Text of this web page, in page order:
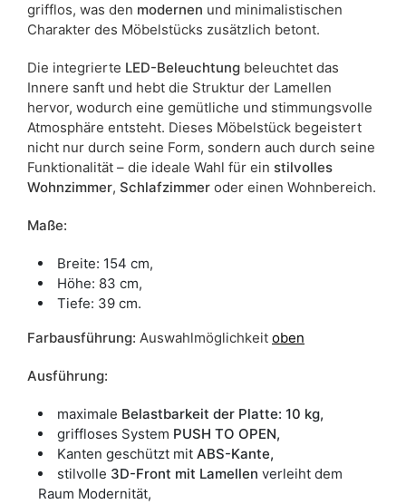
grifflos, was den modernen und minimalistischen
Charakter des Möbelstücks zusätzlich betont.
Die integrierte LED-Beleuchtung beleuchtet das
Innere sanft und hebt die Struktur der Lamellen
hervor, wodurch eine gemütliche und stimmungsvolle
Atmosphäre entsteht. Dieses Möbelstück begeistert
nicht nur durch seine Form, sondern auch durch seine
Funktionalität – die ideale Wahl für ein stilvolles
Wohnzimmer, Schlafzimmer oder einen Wohnbereich.
Maße:
Breite: 154 cm,
Höhe: 83 cm,
Tiefe: 39 cm.
Farbausführung: Auswahlmöglichkeit oben
Ausführung:
maximale Belastbarkeit der Platte: 10 kg,
griffloses System PUSH TO OPEN,
Kanten geschützt mit ABS-Kante,
stilvolle 3D-Front mit Lamellen verleiht dem
Raum Modernität,